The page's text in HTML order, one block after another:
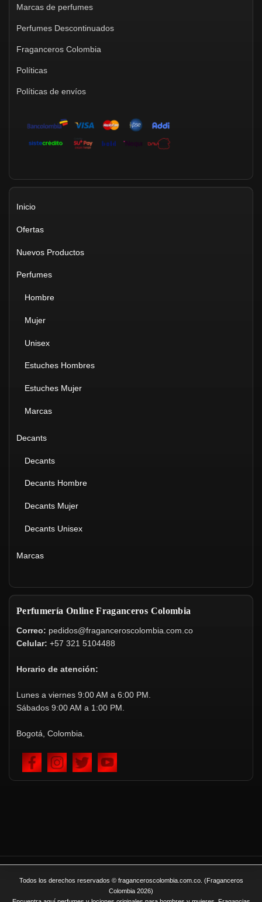
Marcas de perfumes
Perfumes Descontinuados
Fraganceros Colombia
Políticas
Políticas de envíos
Inicio
Ofertas
Nuevos Productos
Perfumes
Hombre
Mujer
Unisex
Estuches Hombres
Estuches Mujer
Marcas
Decants
Decants
Decants Hombre
Decants Mujer
Decants Unisex
Marcas
Perfumería Online Fraganceros Colombia
Correo: pedidos@fraganceroscolombia.com.co
Celular: +57 321 5104488
Horario de atención:
Lunes a viernes 9:00 AM a 6:00 PM.
Sábados 9:00 AM a 1:00 PM.
Bogotá, Colombia.
Todos los derechos reservados © fraganceroscolombia.com.co. (Fraganceros
Colombia 2026)